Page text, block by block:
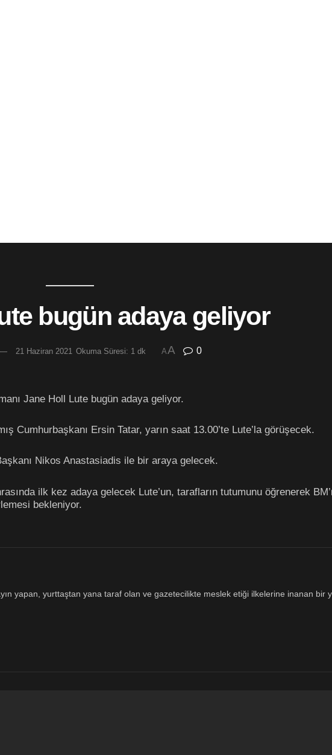
bugün adaya geliyor
21 Haziran 2021 Okuma Süresi: 1 dk AA 0
Jane Holl Lute bugün adaya geliyor.
Cumhurbaşkanı Ersin Tatar, yarın saat 13.00’te Lute’la görüşecek.
Nikos Anastasiadis ile bir araya gelecek.
ilk kez adaya gelecek Lute’un, tarafların tutumunu öğrenerek
bekleniyor.
yapan, yurttaştan yana taraf olan ve gazetecilikte meslek etiği ilkelerine inanan bir